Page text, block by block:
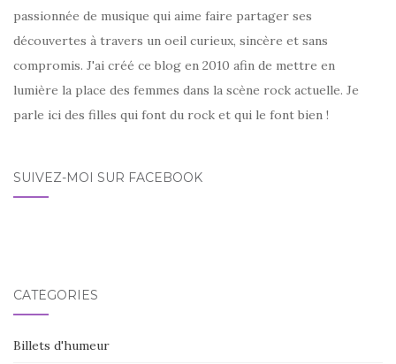
passionnée de musique qui aime faire partager ses
découvertes à travers un oeil curieux, sincère et sans
compromis. J'ai créé ce blog en 2010 afin de mettre en
lumière la place des femmes dans la scène rock actuelle. Je
parle ici des filles qui font du rock et qui le font bien !
SUIVEZ-MOI SUR FACEBOOK
CATÉGORIES
Billets d'humeur